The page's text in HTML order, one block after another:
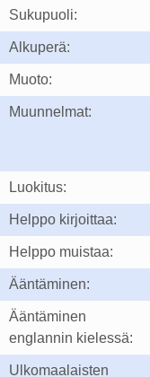
Sukupuoli:
Alkuperä:
Muoto:
Muunnelmat:
Luokitus:
Helppo kirjoittaa:
Helppo muistaa:
Ääntäminen:
Ääntäminen
englannin kielessä:
Ulkomaalaisten